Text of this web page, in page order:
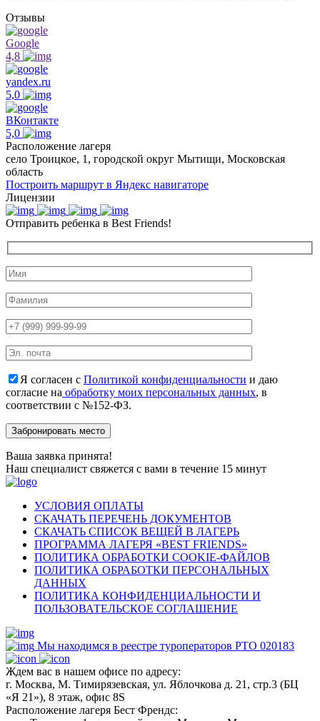
Отзывы
Google
4,8
yandex.ru
5,0
ВКонтакте
5,0
Расположение лагеря
село Троицкое, 1, городской округ Мытищи, Московская
область
Построить маршрут в Яндекс навигаторе
Лицензии
Отправить ребенка в Best Friends!
Я согласен с Политикой конфиденциальности и даю
согласие на обработку моих персональных данных, в
соответствии с №152-ФЗ.
Ваша заявка принята!
Наш специалист свяжется с вами в течение 15 минут
УСЛОВИЯ ОПЛАТЫ
СКАЧАТЬ ПЕРЕЧЕНЬ ДОКУМЕНТОВ
СКАЧАТЬ СПИСОК ВЕЩЕЙ В ЛАГЕРЬ
ПРОГРАММА ЛАГЕРЯ «BEST FRIENDS»
ПОЛИТИКА ОБРАБОТКИ COOKIE-ФАЙЛОВ
ПОЛИТИКА ОБРАБОТКИ ПЕРСОНАЛЬНЫХ
ДАННЫХ
ПОЛИТИКА КОНФИДЕНЦИАЛЬНОСТИ И
ПОЛЬЗОВАТЕЛЬСКОЕ СОГЛАШЕНИЕ
Мы находимся в реестре туроператоров РТО 020183
Ждем вас в нашем офисе по адресу:
г. Москва, М. Тимирязевская, ул. Яблочкова д. 21, стр.3 (БЦ
«Я 21»), 8 этаж, офис 8S
Расположение лагеря Бест Френдс: